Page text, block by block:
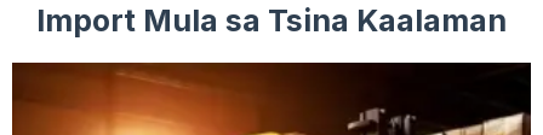
Import Mula sa Tsina Kaalaman